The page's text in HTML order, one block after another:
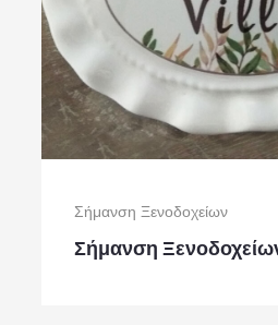
Σήμανση Ξενοδοχείων
Σήμανση